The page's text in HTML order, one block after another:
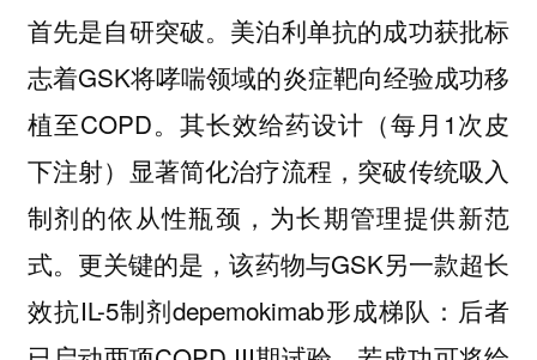
首先是自研突破。美泊利单抗的成功获批标
志着GSK将哮喘领域的炎症靶向经验成功移
植至COPD。其长效给药设计（每月1次皮
下注射）显著简化治疗流程，突破传统吸入
制剂的依从性瓶颈，为长期管理提供新范
式。更关键的是，该药物与GSK另一款超长
效抗IL-5制剂depemokimab形成梯队：后者